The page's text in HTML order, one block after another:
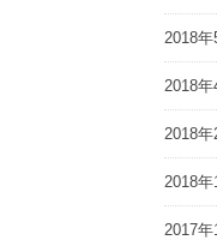
2018
2018
2018
2018
2017